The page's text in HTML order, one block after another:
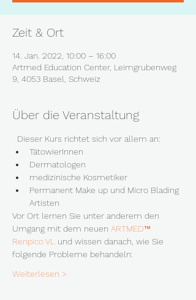
Zeit & Ort
14. Jan. 2022, 10:00 – 16:00
Artmed Education Center, Leimgrubenweg
9, 4053 Basel, Schweiz
Über die Veranstaltung
Dieser Kurs richtet sich vor allem an:
TätowierInnen
Dermatologen
medizinische Kosmetiker
Permanent Make up und Micro Blading
Artisten
Vor Ort lernen Sie unter anderem den
Umgang mit dem neuen ARTMED™
Renpico VL
und wissen danach, wie Sie
folgende Probleme behandeln:
Weiterlesen >